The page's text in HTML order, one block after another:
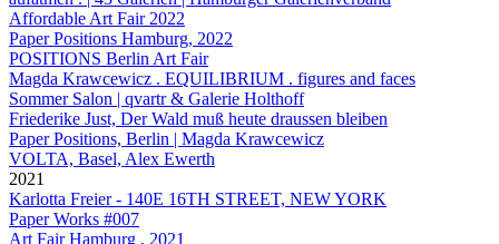
Affordable Art Fair 2022
Paper Positions Hamburg, 2022
POSITIONS Berlin Art Fair
Magda Krawcewicz . EQUILIBRIUM . figures and faces
Sommer Salon | qvartr & Galerie Holthoff
Friederike Just, Der Wald muß heute draussen bleiben
Paper Positions, Berlin | Magda Krawcewicz
VOLTA, Basel, Alex Ewerth
2021
Karlotta Freier - 140E 16TH STREET, NEW YORK
Paper Works #007
Art Fair Hamburg , 2021